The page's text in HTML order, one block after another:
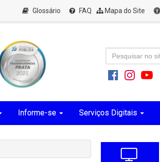
Glossário FAQ Mapa do Site
Informe-se Serviços Digitais